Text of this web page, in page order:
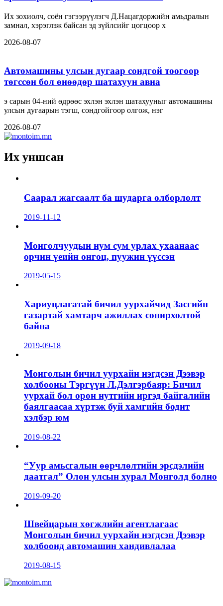
Их зохиолч, соён гэгээрүүлэгч Д.Нацагдоржийн амьдралын
замнал, хэрэглэж байсан эд зүйлсийг цогцоор х
2026-08-07
Автомашины улсын дугаар сондгой тоогоор
төгссөн бол өнөөдөр шатахуун авна
э сарын 04-ний өдрөөс эхлэн эхлэн шатахууныг автомашины
улсын дугаарын тэгш, сондгойгоор олгож, нэг
2026-08-07
Их уншсан
Саарал жагсаалт ба шударга олборлолт
2019-11-12
Монголчуудын нум сум урлах ухаанаас
орчин үеийн онгоц, пуужин үүссэн
2019-05-15
Хариуцлагатай бичил уурхайчид Засгийн
газартай хамтарч ажиллах сонирхолтой
байна
2019-09-18
Монголын бичил уурхайн нэгдсэн Дээвэр
холбооны Тэргүүн Л.Дэлгэрбаяр: Бичил
уурхай бол орон нутгийн иргэд байгалийн
баялгаасаа хүртэж буй хамгийн бодит
хэлбэр юм
2019-08-22
“Уур амьсгалын өөрчлөлтийн эрсдэлийн
даатгал” Олон улсын хурал Монголд болно
2019-09-20
Швейцарын хөгжлийн агентлагаас
Монголын бичил уурхайн нэгдсэн Дээвэр
холбоонд автомашин хандивлалаа
2019-08-15